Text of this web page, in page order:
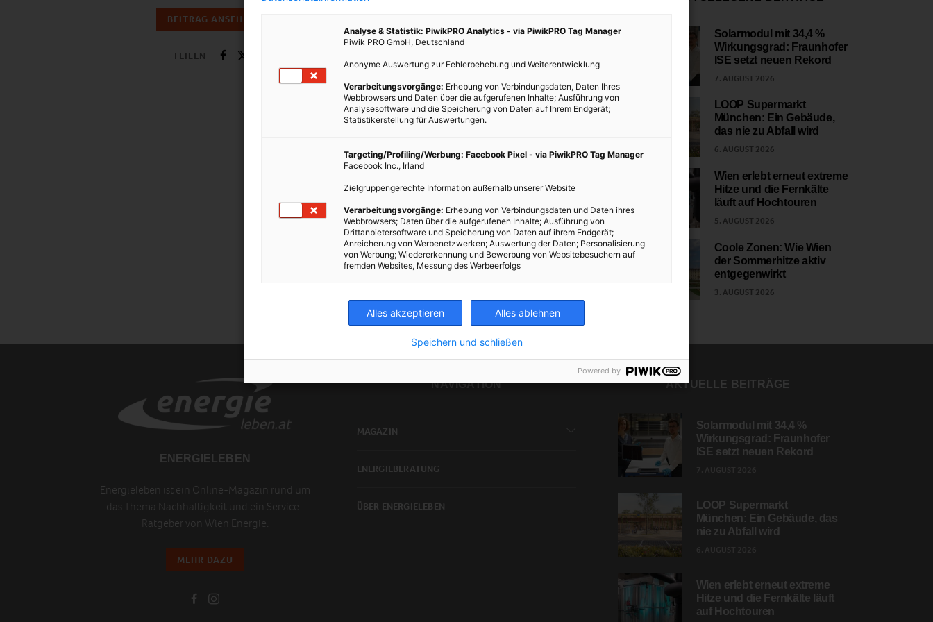
BEITRAG ANSEHEN
TEILEN
Solarmodul mit 34,4 %
Wirkungsgrad: Fraunhofer
ISE setzt neuen Rekord
7. AUGUST 2026
LOOP Supermarkt
München: Ein Gebäude,
das nie zu Abfall wird
6. AUGUST 2026
Wien erlebt erneut extreme
Hitze und die Fernkälte
läuft auf Hochtouren
5. AUGUST 2026
Coole Zonen: Wie Wien
der Sommerhitze aktiv
entgegenwirkt
3. AUGUST 2026
ENERGIELEBEN
Energieleben ist ein Online-Magazin rund um
das Thema Nachhaltigkeit und ein Service-
Ratgeber von Wien Energie.
MEHR DAZU
NAVIGATION
MAGAZIN
ENERGIEBERATUNG
ÜBER ENERGIELEBEN
AKTUELLE BEITRÄGE
Solarmodul mit 34,4 %
Wirkungsgrad: Fraunhofer
ISE setzt neuen Rekord
LOOP Supermarkt
München: Ein Gebäude, das
nie zu Abfall wird
Wien erlebt erneut extreme
Hitze und die Fernkälte läuft
auf Hochtouren
Analyse & Statistik: PiwikPRO Analytics - via PiwikPRO Tag Manager
Piwik PRO GmbH, Deutschland
Anonyme Auswertung zur Fehlerbehebung und Weiterentwicklung
Verarbeitungsvorgänge: Erhebung von Verbindungsdaten, Daten Ihres
Webbrowsers und Daten über die aufgerufenen Inhalte; Ausführung von
Analysesoftware und die Speicherung von Daten auf Ihrem Endgerät;
Statistikerstellung für Auswertungen.
Targeting/Profiling/Werbung: Facebook Pixel - via PiwikPRO Tag Manager
Facebook Inc., Irland
Zielgruppengerechte Information außerhalb unserer Website
Verarbeitungsvorgänge: Erhebung von Verbindungsdaten und Daten ihres
Webbrowsers; Daten über die aufgerufenen Inhalte; Ausführung von
Drittanbietersoftware und Speicherung von Daten auf ihrem Endgerät;
Anreicherung von Werbenetzwerken; Auswertung der Daten; Personalisierung
von Werbung; Wiedererkennung und Bewerbung von Websitebesuchern auf
fremden Websites, Messung des Werbeerfolgs
Alles akzeptieren Alles ablehnen
Speichern und schließen
Powered by